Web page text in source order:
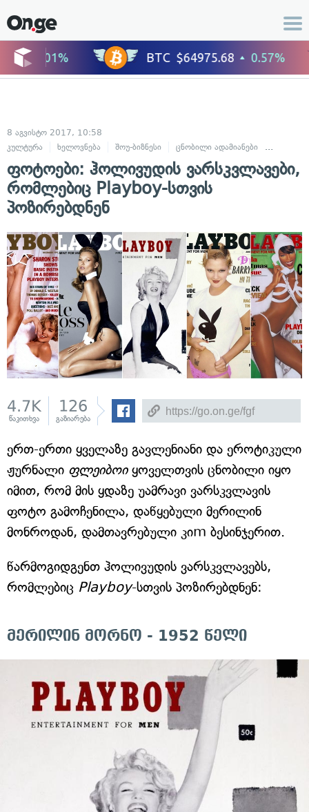
8 აგვისტო 2017, 10:58
კულტურა
ხელოვნება შოუ-ბიზნესი ცნობილი ადამიანები
ფოტოები: ჰოლივუდის ვარსკვლავები,
რომლებიც Playboy-სთვის
პოზირებდნენ
4.7K
წაკითხვა
126
გაზიარება
ერთ-ერთი ყველაზე გავლენიანი და ეროტიკული
ჟურნალი ფლეიბოიყოველთვის ცნობილი იყო
იმით, რომ მის ყდაზე უამრავი ვარსკვლავის
ფოტო გამოჩენილა, დაწყებული მერილინ
მონროდან, დამთავრებული კიm ბესინჯერით.
წარმოგიდგენთ ჰოლივუდის ვარსკვლავებს,
რომლებიც Playboy-სთვის პოზირებდნენ:
მერილინ მორნო - 1952 წელი